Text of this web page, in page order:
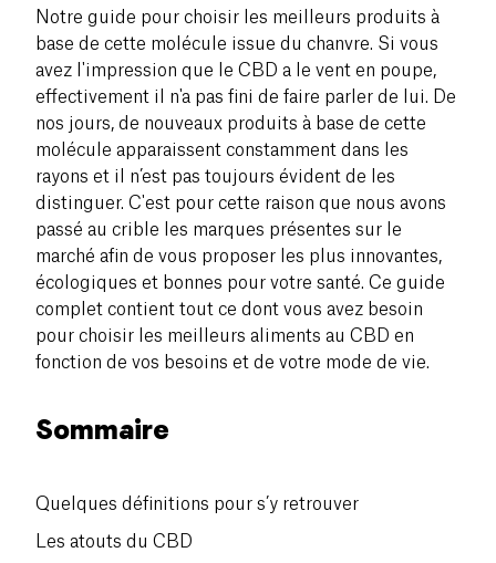
Notre guide pour choisir les meilleurs produits à
base de cette molécule issue du chanvre. Si vous
avez l'impression que le CBD a le vent en poupe,
effectivement il n'a pas fini de faire parler de lui. De
nos jours, de nouveaux produits à base de cette
molécule apparaissent constamment dans les
rayons et il n’est pas toujours évident de les
distinguer. C'est pour cette raison que nous avons
passé au crible les marques présentes sur le
marché afin de vous proposer les plus innovantes,
écologiques et bonnes pour votre santé. Ce guide
complet contient tout ce dont vous avez besoin
pour choisir les meilleurs aliments au CBD en
fonction de vos besoins et de votre mode de vie.
Sommaire
Quelques définitions pour s’y retrouver
Les atouts du CBD